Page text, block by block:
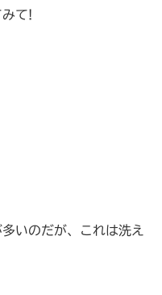
て!
いのだが、これは洗え